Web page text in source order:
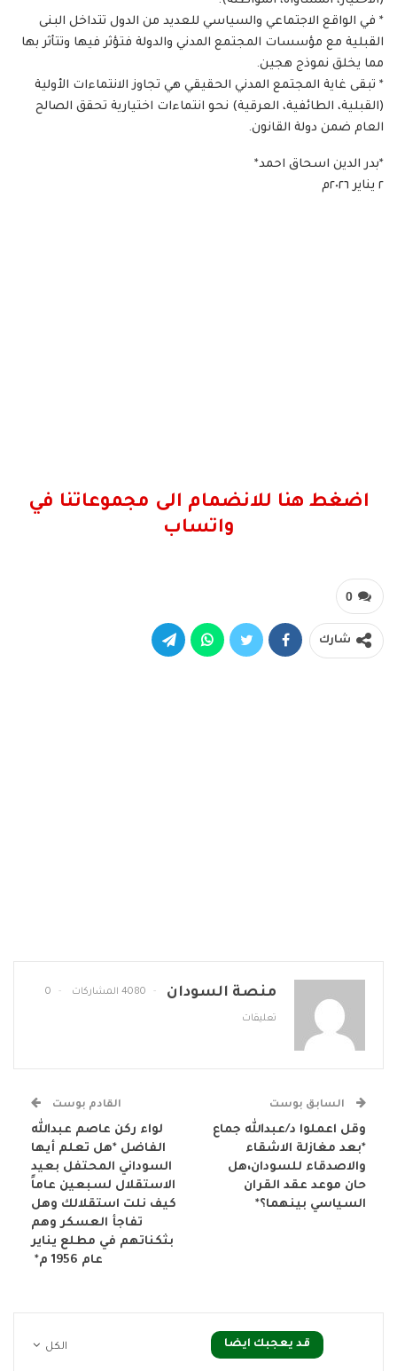
* في الواقع الاجتماعي والسياسي للعديد من الدول تتداخل البنى
القبلية مع مؤسسات المجتمع المدني والدولة فتؤثر فيها وتتأثر بها
مما يخلق نموذج هجين.
* تبقى غاية المجتمع المدني الحقيقي هي تجاوز الانتماءات الأولية
(القبلية، الطائفية، العرقية) نحو انتماءات اختيارية تحقق الصالح
العام ضمن دولة القانون.
*بدر الدين اسحاق احمد*
٢ يناير ٢٠٢٦م
اضغط هنا للانضمام الى مجموعاتنا في
واتساب
0
شارك
منصة السودان 4080 المشاركات 0
تعليقات
السابق بوست
وقل اعملوا د/عبدالله جماع
*بعد مغازلة الاشقاء
والاصدقاء للسودان،هل
حان موعد عقد القران
السياسي بينهما؟*
القادم بوست
لواء ركن عاصم عبدالله
الفاضل *هل تعلم أيها
السوداني المحتفل بعيد
الاستقلال لسبعين عاماً
كيف نلت استقلالك وهل
تفاجأ العسكر وهم
بثكناتهم في مطلع يناير
عام 1956 م*
الكل قد يعجبك ايضا